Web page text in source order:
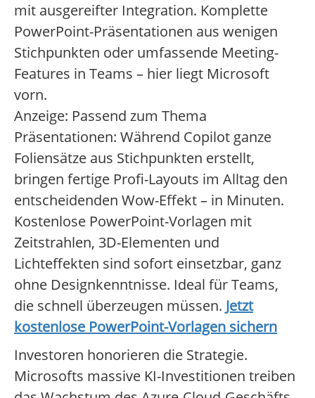
mit ausgereifter Integration. Komplette
PowerPoint-Präsentationen aus wenigen
Stichpunkten oder umfassende Meeting-
Features in Teams – hier liegt Microsoft
vorn.
Anzeige: Passend zum Thema
Präsentationen: Während Copilot ganze
Foliensätze aus Stichpunkten erstellt,
bringen fertige Profi-Layouts im Alltag den
entscheidenden Wow-Effekt – in Minuten.
Kostenlose PowerPoint-Vorlagen mit
Zeitstrahlen, 3D-Elementen und
Lichteffekten sind sofort einsetzbar, ganz
ohne Designkenntnisse. Ideal für Teams,
die schnell überzeugen müssen. Jetzt
kostenlose PowerPoint-Vorlagen sichern
Investoren honorieren die Strategie.
Microsofts massive KI-Investitionen treiben